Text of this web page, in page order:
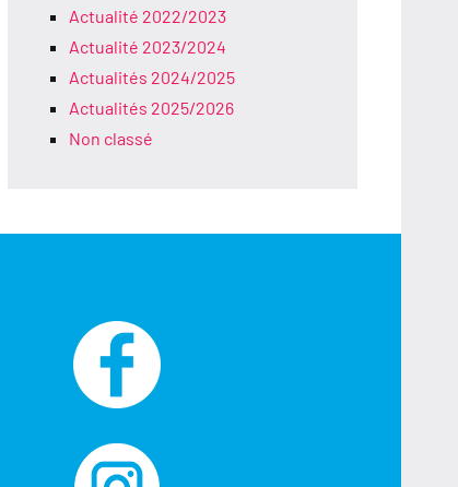
Actualité 2022/2023
Actualité 2023/2024
Actualités 2024/2025
Actualités 2025/2026
Non classé